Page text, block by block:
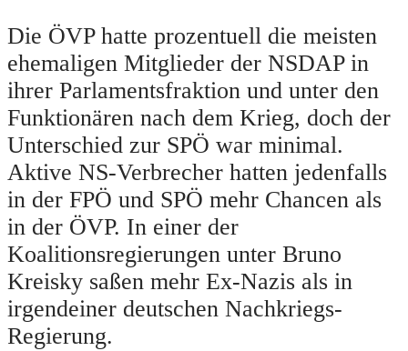
Die ÖVP hatte prozentuell die meisten
ehemaligen Mitglieder der NSDAP in
ihrer Parlamentsfraktion und unter den
Funktionären nach dem Krieg, doch der
Unterschied zur SPÖ war minimal.
Aktive NS-Verbrecher hatten jedenfalls
in der FPÖ und SPÖ mehr Chancen als
in der ÖVP. In einer der
Koalitionsregierungen unter Bruno
Kreisky saßen mehr Ex-Nazis als in
irgendeiner deutschen Nachkriegs-
Regierung.